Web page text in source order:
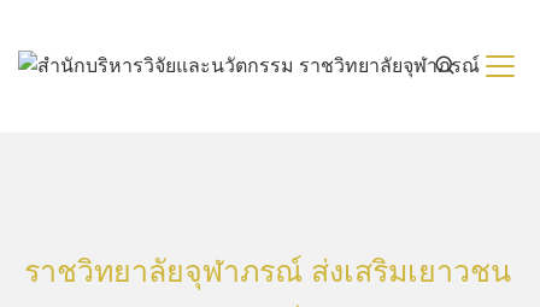
content
ราชวิทยาลัยจุฬาภรณ์ ส่งเสริมเยาวชน